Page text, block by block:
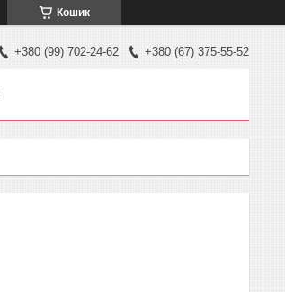
Кошик
+380 (99) 702-24-62 +380 (67) 375-55-52